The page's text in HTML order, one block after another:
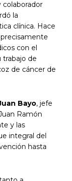
la
clínica. Hace
con el
trabajo de
de cáncer de
Bayo, jefe
Ramón
y las
integral del
hasta